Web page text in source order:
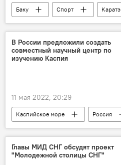
Баку Спорт Каратэ
В России предложили создать
совместный научный центр по
изучению Каспия
11 мая 2022, 20:29
Каспийское море Россия
Главы МИД СНГ обсудят проект
"Молодежной столицы СНГ"